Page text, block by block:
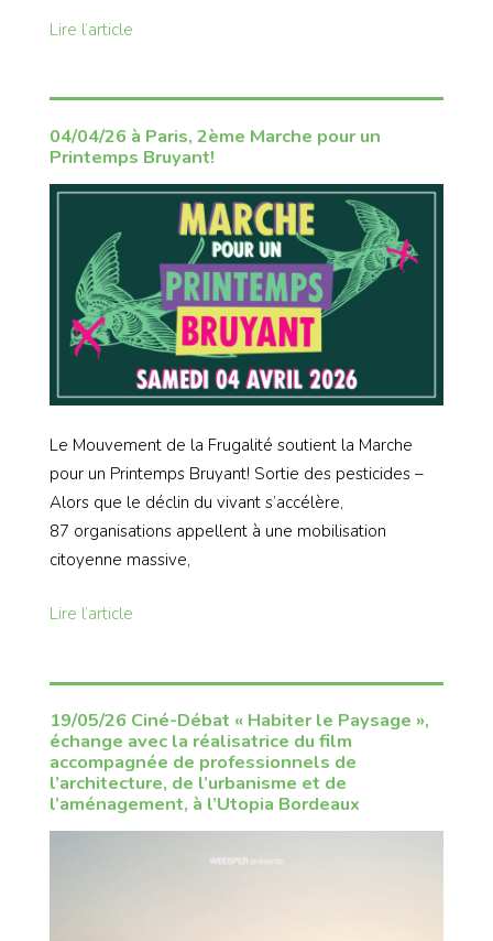
Lire l’article
04/04/26 à Paris, 2ème Marche pour un
Printemps Bruyant!
Le Mouvement de la Frugalité soutient la Marche
pour un Printemps Bruyant! Sortie des pesticides –
Alors que le déclin du vivant s’accélère,
87 organisations appellent à une mobilisation
citoyenne massive,
Lire l’article
19/05/26 Ciné-Débat « Habiter le Paysage »,
échange avec la réalisatrice du film
accompagnée de professionnels de
l’architecture, de l’urbanisme et de
l’aménagement, à l’Utopia Bordeaux